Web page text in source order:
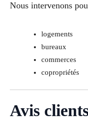
Nous intervenons
logements
bureaux
commerces
copropriétés
Avis